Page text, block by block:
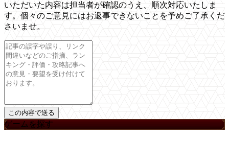
いただいた内容は担当者が確認のうえ、順次対応いたしま
す。個々のご意見にはお返事できないことを予めご了承くだ
さいませ。
ゲームを探す